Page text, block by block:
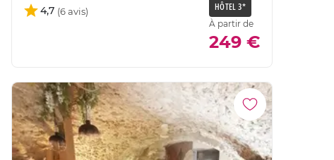
4,7 HÔTEL 3*
À partir de
249 €